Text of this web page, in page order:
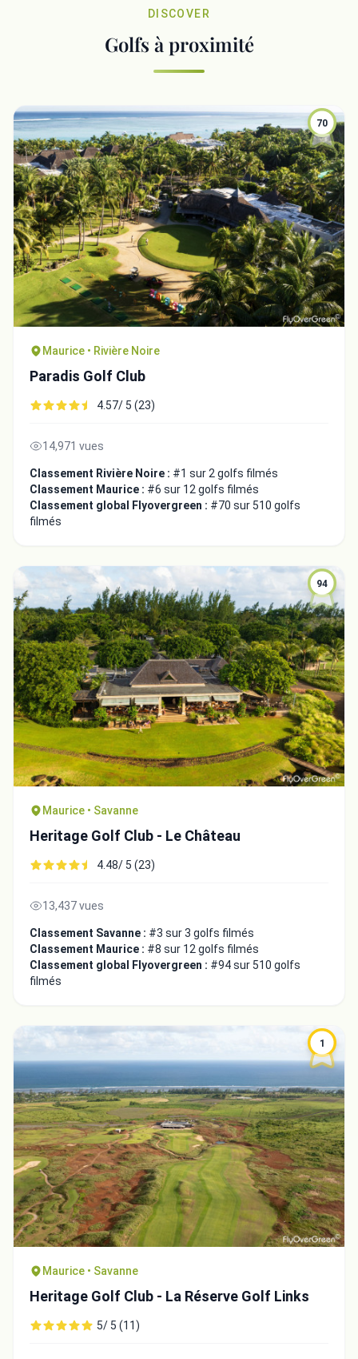
DISCOVER
Golfs à proximité
70
Maurice • Rivière Noire
Paradis Golf Club
4.57/ 5 (23)
14,971 vues
Classement Rivière Noire : #1 sur 2 golfs filmés
Classement Maurice : #6 sur 12 golfs filmés
Classement global Flyovergreen : #70 sur 510 golfs
filmés
94
Maurice • Savanne
Heritage Golf Club - Le Château
4.48/ 5 (23)
13,437 vues
Classement Savanne : #3 sur 3 golfs filmés
Classement Maurice : #8 sur 12 golfs filmés
Classement global Flyovergreen : #94 sur 510 golfs
filmés
1
Maurice • Savanne
Heritage Golf Club - La Réserve Golf Links
5/ 5 (11)